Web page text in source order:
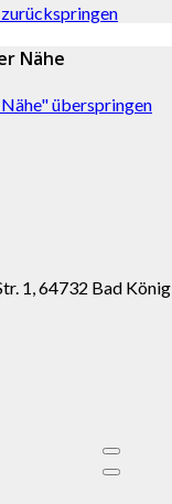
Nähe
überspringen
1, 64732 Bad König